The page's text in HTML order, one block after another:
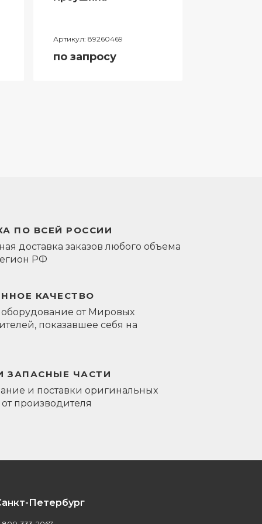
Артикул: 89260469
по запросу
ПО ВСЕЙ РОССИИ
доставка заказов любого объема
РФ
КАЧЕСТВО
оборудование от Мировых
показавшее себя на
ЗАПАСНЫЕ ЧАСТИ
и поставки оригинальных
от производителя
Петербург